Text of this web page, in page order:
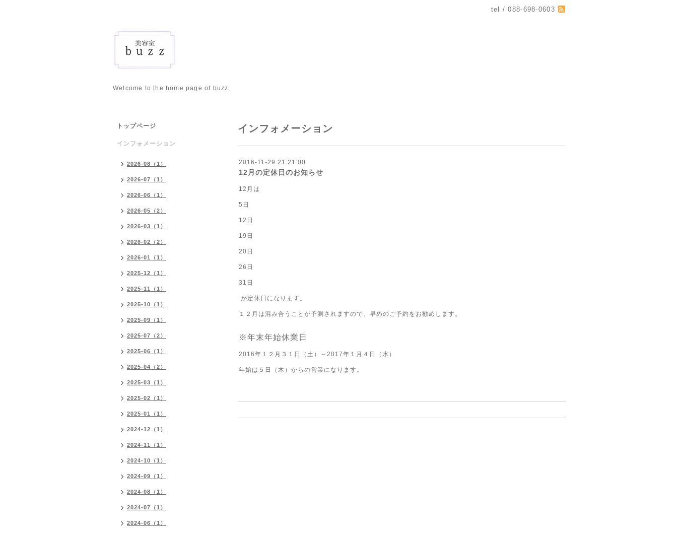
tel / 088-698-0603
Welcome to the home page of buzz
インフォメーション
2016-11-29 21:21:00
12月の定休日のお知らせ
12月は
5日
12日
19日
20日
26日
31日
が定休日になります。
１２月は混み合うことが予測されますので、早めのご予約をお勧めします。
※年末年始休業日
2016年１２月３１日（土）～2017年１月４日（水）
年始は５日（木）からの営業になります。
トップページ
インフォメーション
2026-08（1）
2026-07（1）
2026-06（1）
2026-05（2）
2026-03（1）
2026-02（2）
2026-01（1）
2025-12（1）
2025-11（1）
2025-10（1）
2025-09（1）
2025-07（2）
2025-06（1）
2025-04（2）
2025-03（1）
2025-02（1）
2025-01（1）
2024-12（1）
2024-11（1）
2024-10（1）
2024-09（1）
2024-08（1）
2024-07（1）
2024-06（1）